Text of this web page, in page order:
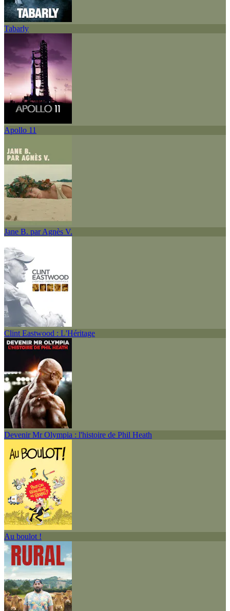
Tabarly
Apollo 11
Jane B. par Agnès V.
Clint Eastwood : L'Héritage
Devenir Mr Olympia : l'histoire de Phil Heath
Au boulot !